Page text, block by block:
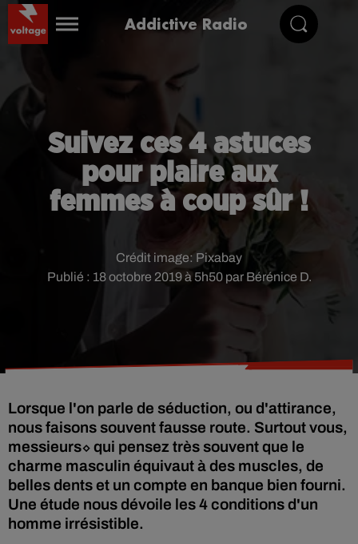
Addictive Radio
Suivez ces 4 astuces
pour plaire aux
femmes à coup sûr !
Publié : 18 octobre 2019 à 5h50 par Bérénice D.
Crédit image: Pixabay
Lorsque l'on parle de séduction, ou d'attirance,
nous faisons souvent fausse route. Surtout vous,
messieurs⬦ qui pensez très souvent que le
charme masculin équivaut à des muscles, de
belles dents et un compte en banque bien fourni.
Une étude nous dévoile les 4 conditions d'un
homme irrésistible.